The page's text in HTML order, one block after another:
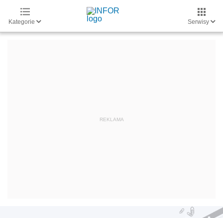
Kategorie Serwisy